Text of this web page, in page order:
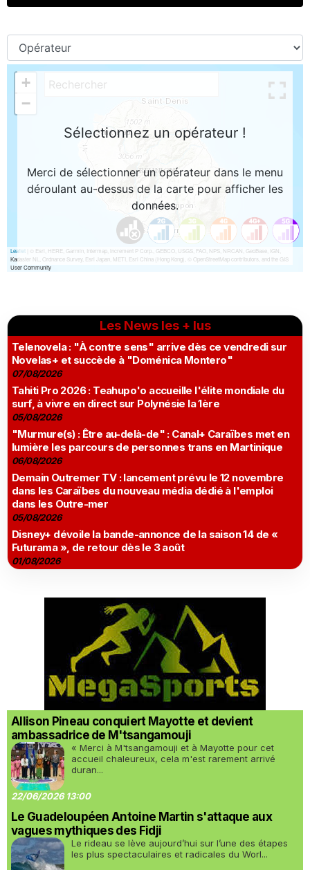
Les News les + lus
Telenovela : "À contre sens" arrive dès ce vendredi sur
Novelas+ et succède à "Doménica Montero"
07/08/2026
Tahiti Pro 2026 : Teahupo'o accueille l'élite mondiale du
surf, à vivre en direct sur Polynésie la 1ère
05/08/2026
"Murmure(s) : Être au-delà-de" : Canal+ Caraïbes met en
lumière les parcours de personnes trans en Martinique
06/08/2026
Demain Outremer TV : lancement prévu le 12 novembre
dans les Caraïbes du nouveau média dédié à l'emploi
dans les Outre-mer
05/08/2026
Disney+ dévoile la bande-annonce de la saison 14 de «
Futurama », de retour dès le 3 août
01/08/2026
Allison Pineau conquiert Mayotte et devient
ambassadrice de M'tsangamouji
« Merci à M'tsangamouji et à Mayotte pour cet
accueil chaleureux, cela m'est rarement arrivé
duran...
22/06/2026 13:00
Le Guadeloupéen Antoine Martin s'attaque aux
vagues mythiques des Fidji
Le rideau se lève aujourd’hui sur l’une des étapes
les plus spectaculaires et radicales du Worl...